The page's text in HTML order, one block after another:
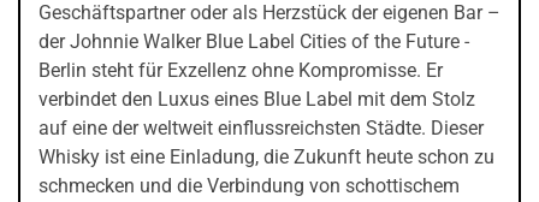
Geschäftspartner oder als Herzstück der eigenen Bar –
der Johnnie Walker Blue Label Cities of the Future -
Berlin steht für Exzellenz ohne Kompromisse. Er
verbindet den Luxus eines Blue Label mit dem Stolz
auf eine der weltweit einflussreichsten Städte. Dieser
Whisky ist eine Einladung, die Zukunft heute schon zu
schmecken und die Verbindung von schottischem